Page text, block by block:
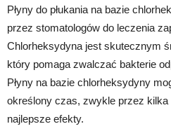
Płyny do płukania na bazie
przez stomatologów do leczenia
Chlorheksydyna jest skutecznym
który pomaga zwalczać bakterie
Płyny na bazie chlorheksydyny
określony czas, zwykle przez
najlepsze efekty.